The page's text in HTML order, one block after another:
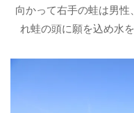
向かって右手の蛙は男
れ蛙の頭に願を込め水